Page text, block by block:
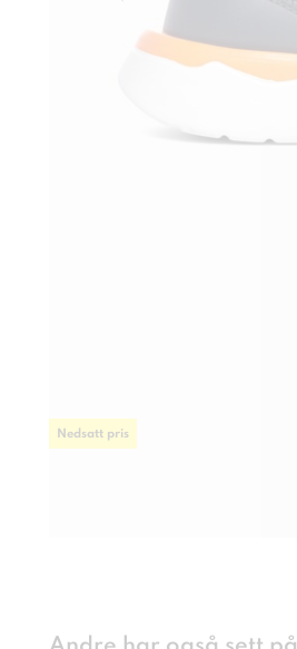
Nedsatt pris